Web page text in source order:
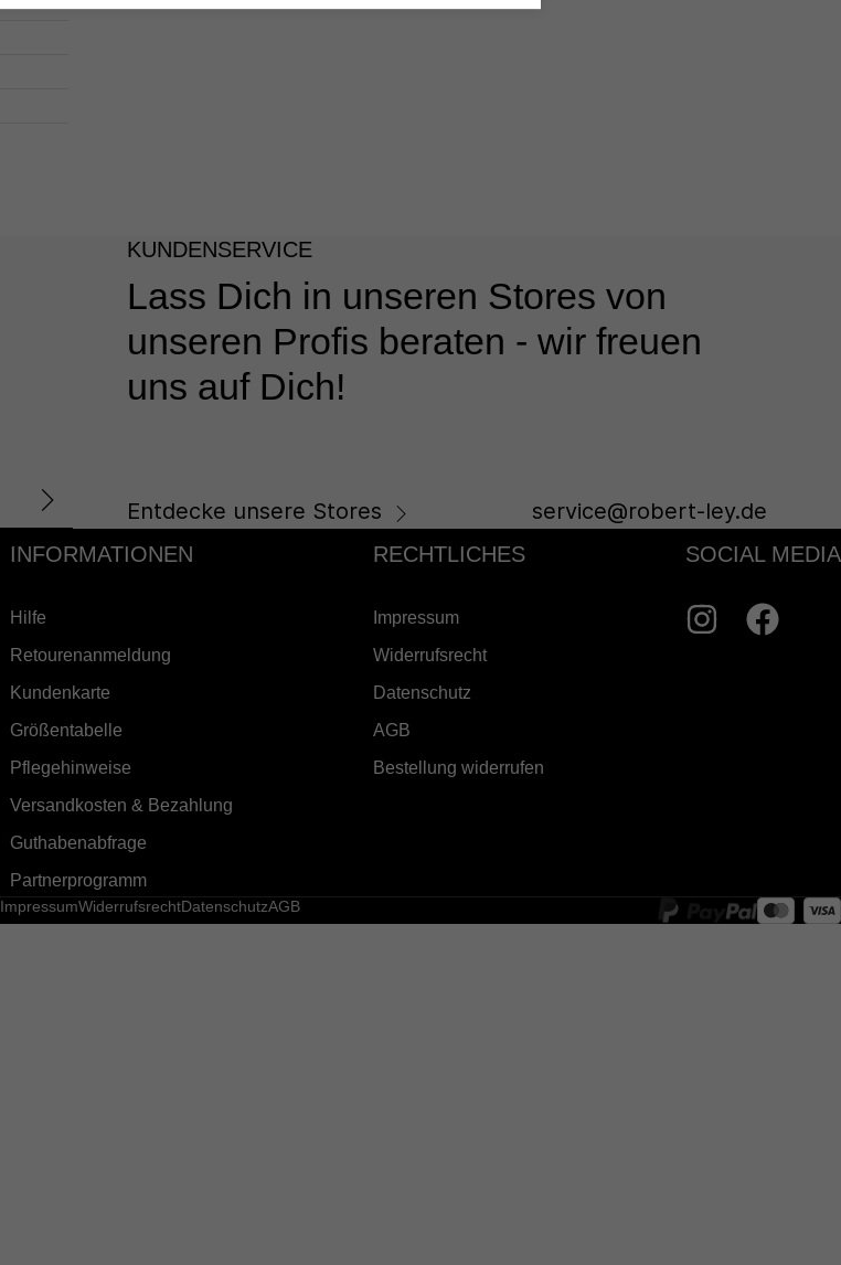
KUNDENSERVICE
Lass Dich in unseren Stores von
unseren Profis beraten - wir freuen
uns auf Dich!
Entdecke unsere Stores service@robert-ley.de
INFORMATIONEN
Hilfe
Retourenanmeldung
Kundenkarte
Größentabelle
Pflegehinweise
Versandkosten & Bezahlung
Guthabenabfrage
Partnerprogramm
RECHTLICHES
Impressum
Widerrufsrecht
Datenschutz
AGB
Bestellung widerrufen
SOCIAL MEDIA
ImpressumWiderrufsrechtDatenschutzAGB